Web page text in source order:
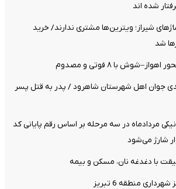
شده اند
شیراز؛ ویترین‌ها مشتری ندارند/ خرید
شد
با ۸ فوتی و مصدوم
جوان اهل شهرستان شاهرود / پدر به قتل پسر
مردادماه در سه مرحله بر اساس رقم پایانی کد
شارژ می‌شود
با دغدغه نان، مسکن و بیمه
منطقه 6 تبریز